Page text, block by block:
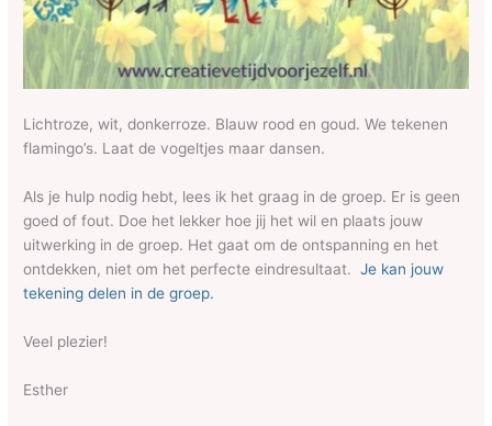
Lichtroze, wit, donkerroze. Blauw rood en goud. We tekenen
flamingo’s. Laat de vogeltjes maar dansen.
Als je hulp nodig hebt, lees ik het graag in de groep. Er is geen
goed of fout. Doe het lekker hoe jij het wil en plaats jouw
uitwerking in de groep. Het gaat om de ontspanning en het
ontdekken, niet om het perfecte eindresultaat. Je kan jouw
tekening delen in de groep.
Veel plezier!
Esther